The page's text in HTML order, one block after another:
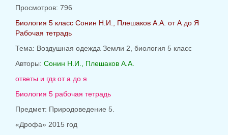
Просмотров: 796
Биология 5 класс Сонин Н.И., Плешаков А.А. от А до Я
Рабочая тетрадь
Тема: Воздушная одежда Земли 2, биология 5 класс
Авторы: Сонин Н.И., Плешаков А.А.
ответы и гдз от а до я
Биология 5 рабочая тетрадь
Предмет: Природоведение 5.
«Дрофа» 2015 год